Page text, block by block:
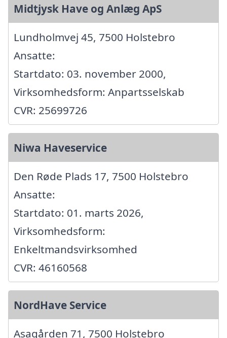
Midtjysk Have og Anlæg ApS
Lundholmvej 45, 7500 Holstebro
Ansatte:
Startdato: 03. november 2000,
Virksomhedsform: Anpartsselskab
CVR: 25699726
Niwa Haveservice
Den Røde Plads 17, 7500 Holstebro
Ansatte:
Startdato: 01. marts 2026,
Virksomhedsform:
Enkeltmandsvirksomhed
CVR: 46160568
NordHave Service
Asagården 71, 7500 Holstebro